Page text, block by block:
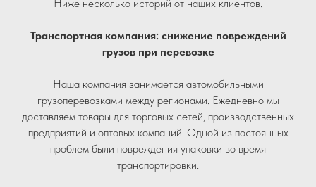
Ниже несколько историй от наших клиентов.
Транспортная компания: снижение повреждений
грузов при перевозке
Наша компания занимается автомобильными
грузоперевозками между регионами. Ежедневно мы
доставляем товары для торговых сетей, производственных
предприятий и оптовых компаний. Одной из постоянных
проблем были повреждения упаковки во время
транспортировки.